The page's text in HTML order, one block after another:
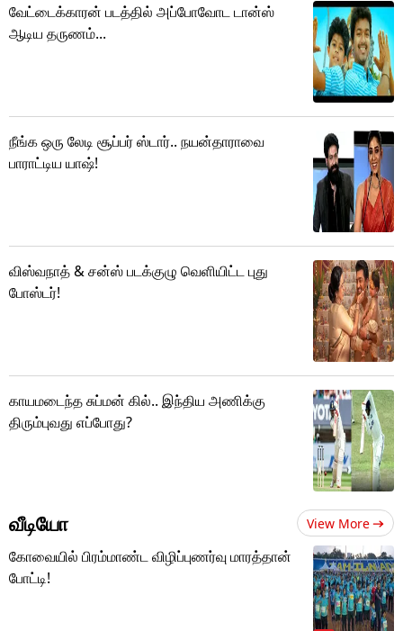
வேட்டைக்காரன் படத்தில் அப்போவோட டான்ஸ்
ஆடிய தருணம்...
நீங்க ஒரு லேடி சூப்பர் ஸ்டார்.. நயன்தாராவை
பாராட்டிய யாஷ்!
விஸ்வநாத் & சன்ஸ் படக்குழு வெளியிட்ட புது
போஸ்டர்!
காயமடைந்த சுப்மன் கில்.. இந்திய அணிக்கு
திரும்புவது எப்போது?
வீடியோ View More
கோவையில் பிரம்மாண்ட விழிப்புணர்வு மாரத்தான்
போட்டி!